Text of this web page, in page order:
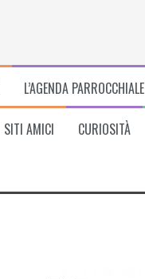
L’AGENDA PARROCCHIALE
SITI AMICI CURIOSITÀ